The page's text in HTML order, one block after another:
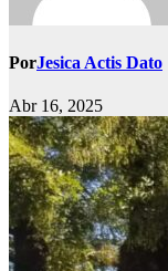
PorJesica Actis Dato
Abr 16, 2025